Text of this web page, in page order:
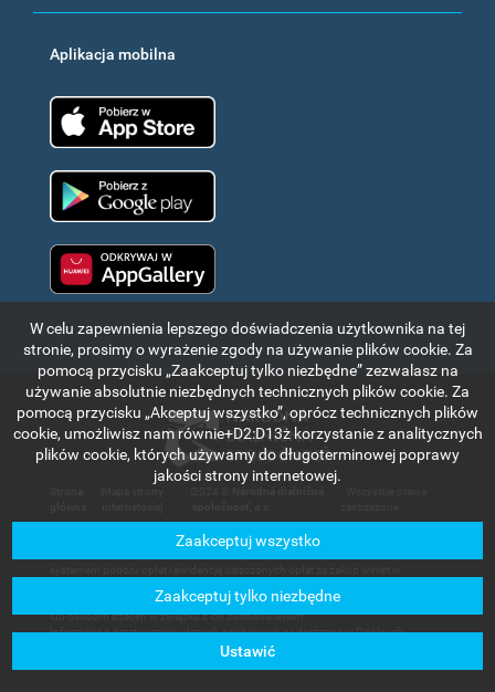
Aplikacja mobilna
Informacje i dane znajdujące się w tej części portalu internetowego mają wyłącznie
odpowiedzialności za jakąkolwiek szkodę, która mogłaby powstać użytkownikom
lub osobom trzecim w związku z ich zastosowaniem.
Informacje o przetwarzaniu danych osobowych są dostępne w Ogólnych
Warunkach Handlowych, dostępnych w sekcji
W celu zapewnienia lepszego doświadczenia użytkownika na tej
stronie, prosimy o wyrażenie zgody na używanie plików cookie. Za
pomocą przycisku „Zaakceptuj tylko niezbędne” zezwalasz na
używanie absolutnie niezbędnych technicznych plików cookie. Za
pomocą przycisku „Akceptuj wszystko”, oprócz technicznych plików
cookie, umożliwisz nam równie+D2:D13ż korzystanie z analitycznych
plików cookie, których używamy do długoterminowej poprawy
jakości strony internetowej.
Zaakceptuj wszystko
Zaakceptuj tylko niezbędne
Ustawić